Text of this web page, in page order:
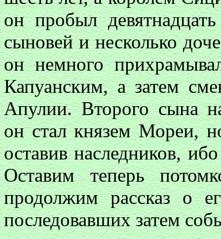
он пробыл
сыновей и несколько
он немного
Капуанским, а затем
Апулии. Второго сына
он стал князем Мореи,
оставив наследников,
Оставим теперь
продолжим рассказ о
последовавших затем